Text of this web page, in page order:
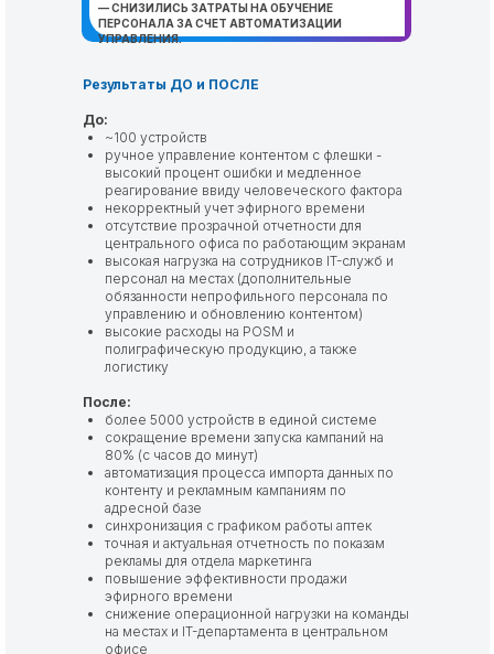
Результаты ДО и ПОСЛЕ
До:
~100 устройств
ручное управление контентом с флешки -
высокий процент ошибки и медленное
реагирование ввиду человеческого фактора
некорректный учет эфирного времени
отсутствие прозрачной отчетности для
центрального офиса по работающим экранам
высокая нагрузка на сотрудников IT-служб и
персонал на местах (дополнительные
обязанности непрофильного персонала по
управлению и обновлению контентом)
высокие расходы на POSM и
полиграфическую продукцию, а также
логистику
После:
более 5000 устройств в единой системе
сокращение времени запуска кампаний на
80% (с часов до минут)
автоматизация процесса импорта данных по
контенту и рекламным кампаниям по
адресной базе
синхронизация с графиком работы аптек
точная и актуальная отчетность по показам
рекламы для отдела маркетинга
повышение эффективности продажи
эфирного времени
снижение операционной нагрузки на команды
на местах и IT-департамента в центральном
офисе
— СНИЗИЛИСЬ ЗАТРАТЫ НА ОБУЧЕНИЕ
ПЕРСОНАЛА ЗА СЧЕТ АВТОМАТИЗАЦИИ
УПРАВЛЕНИЯ.